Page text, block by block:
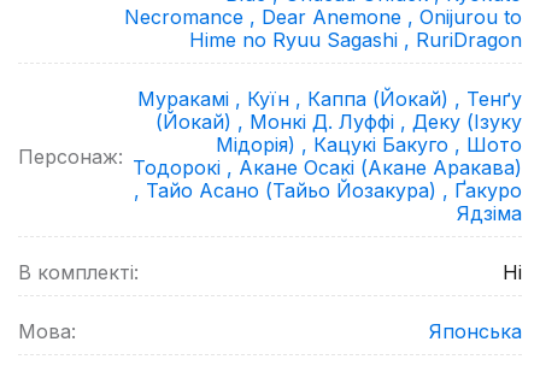
Necromance , Dear Anemone , Onijurou to
Hime no Ryuu Sagashi , RuriDragon
Персонаж:
Муракамі , Куїн , Каппа (Йокай) , Тенґу
(Йокай) , Монкі Д. Луффі , Деку (Ізуку
Мідорія) , Кацукі Бакуго , Шото
Тодорокі , Акане Осакі (Акане Аракава)
, Тайо Асано (Тайьо Йозакура) , Ґакуро
Ядзіма
В комплекті: Ні
Мова: Японська